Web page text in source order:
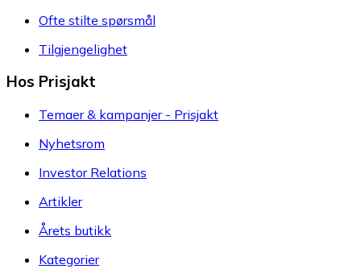
Ofte stilte spørsmål
Tilgjengelighet
Hos Prisjakt
Temaer & kampanjer - Prisjakt
Nyhetsrom
Investor Relations
Artikler
Årets butikk
Kategorier